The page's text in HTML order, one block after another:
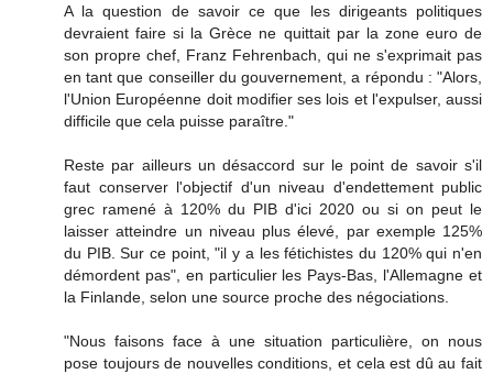
A la question de savoir ce que les dirigeants politiques
devraient faire si la Grèce ne quittait par la zone euro de
son propre chef, Franz Fehrenbach, qui ne s'exprimait pas
en tant que conseiller du gouvernement, a répondu : "Alors,
l'Union Européenne doit modifier ses lois et l'expulser, aussi
difficile que cela puisse paraître."
Reste par ailleurs un désaccord sur le point de savoir s'il
faut conserver l'objectif d'un niveau d'endettement public
grec ramené à 120% du PIB d'ici 2020 ou si on peut le
laisser atteindre un niveau plus élevé, par exemple 125%
du PIB. Sur ce point, "il y a les fétichistes du 120% qui n'en
démordent pas", en particulier les Pays-Bas, l'Allemagne et
la Finlande, selon une source proche des négociations.
"Nous faisons face à une situation particulière, on nous
pose toujours de nouvelles conditions, et cela est dû au fait